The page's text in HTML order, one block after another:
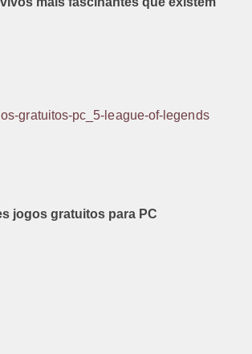
jogos gratuitos para PC